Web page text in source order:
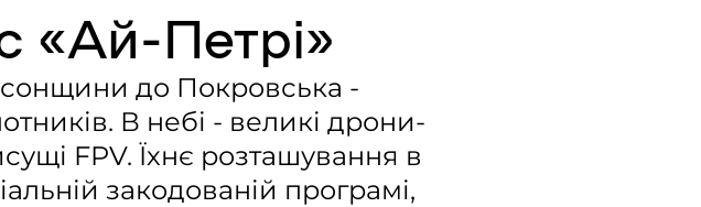
«Ай-Петрі»
до Покровська -
В небі - великі дрони-
FPV. Їхнє розташування в
закодованій програмі,